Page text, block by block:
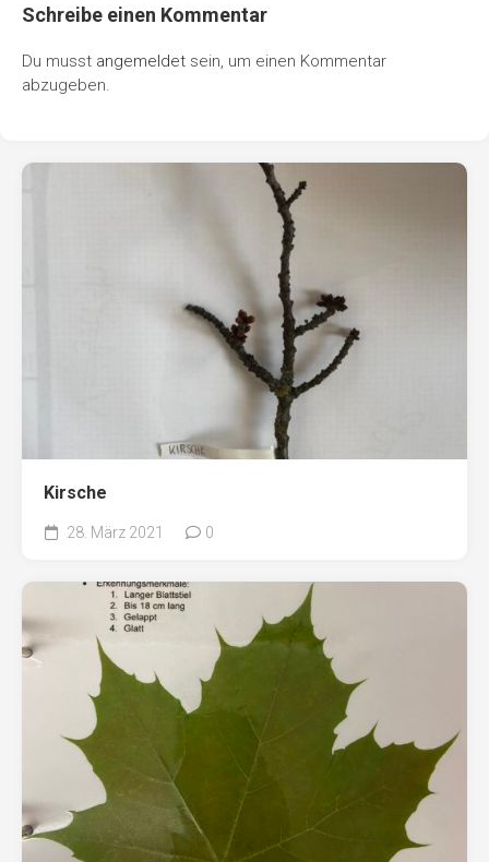
Schreibe einen Kommentar
Du musst angemeldet sein, um einen Kommentar
abzugeben.
Kirsche
28. März 2021 0